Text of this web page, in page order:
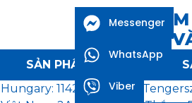
TRUNG
MẠI &
SẢN PHẨM HUNGARY
Hungary: 1142 Budapest,
Messenger
WhatsApp
Viber